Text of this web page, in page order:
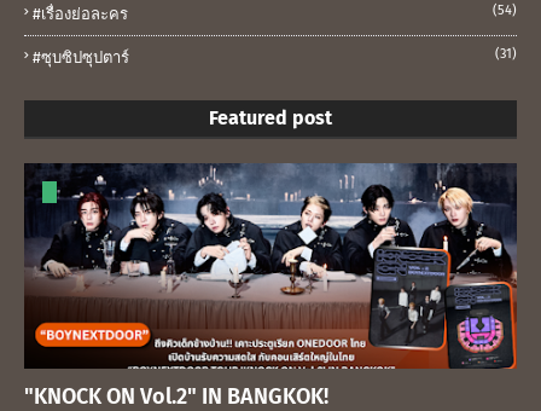
#เรื่องย่อละคร (54)
#ซุบซิปซุปตาร์ (31)
Featured post
"KNOCK ON Vol.2" IN BANGKOK!